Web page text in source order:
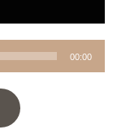
00:00